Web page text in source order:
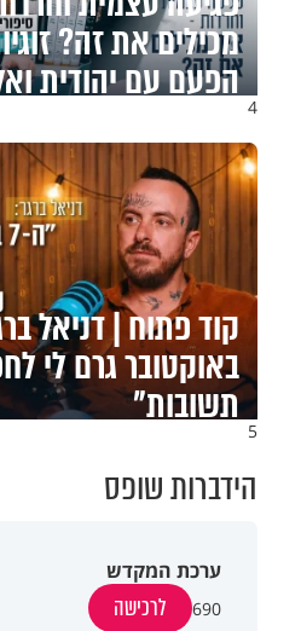
4
מכילים את זה?
הפעם עם יהודית
5
באוקטובר גרם לי
תשובות"
הידברות שופס
ערכת המקדש
690 לרכישה